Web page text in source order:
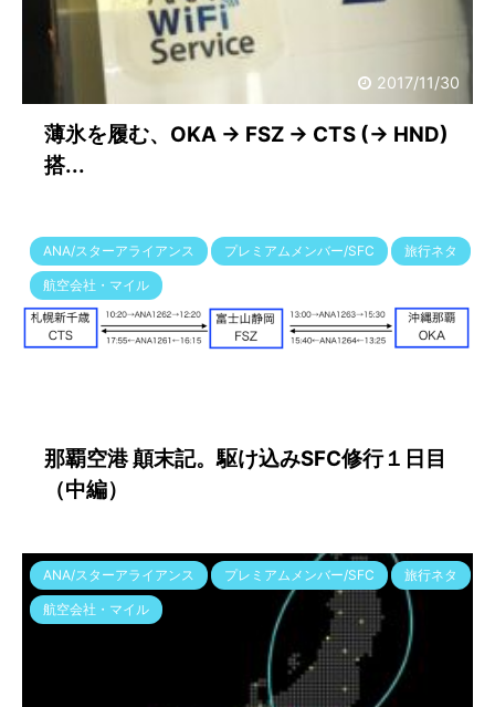
2017/11/30
薄氷を履む、OKA → FSZ → CTS (→ HND)
搭...
ANA/スターアライアンス プレミアムメンバー/SFC 旅行ネタ
航空会社・マイル
那覇空港 顛末記。駆け込みSFC修行１日目
（中編）
ANA/スターアライアンス プレミアムメンバー/SFC 旅行ネタ
航空会社・マイル